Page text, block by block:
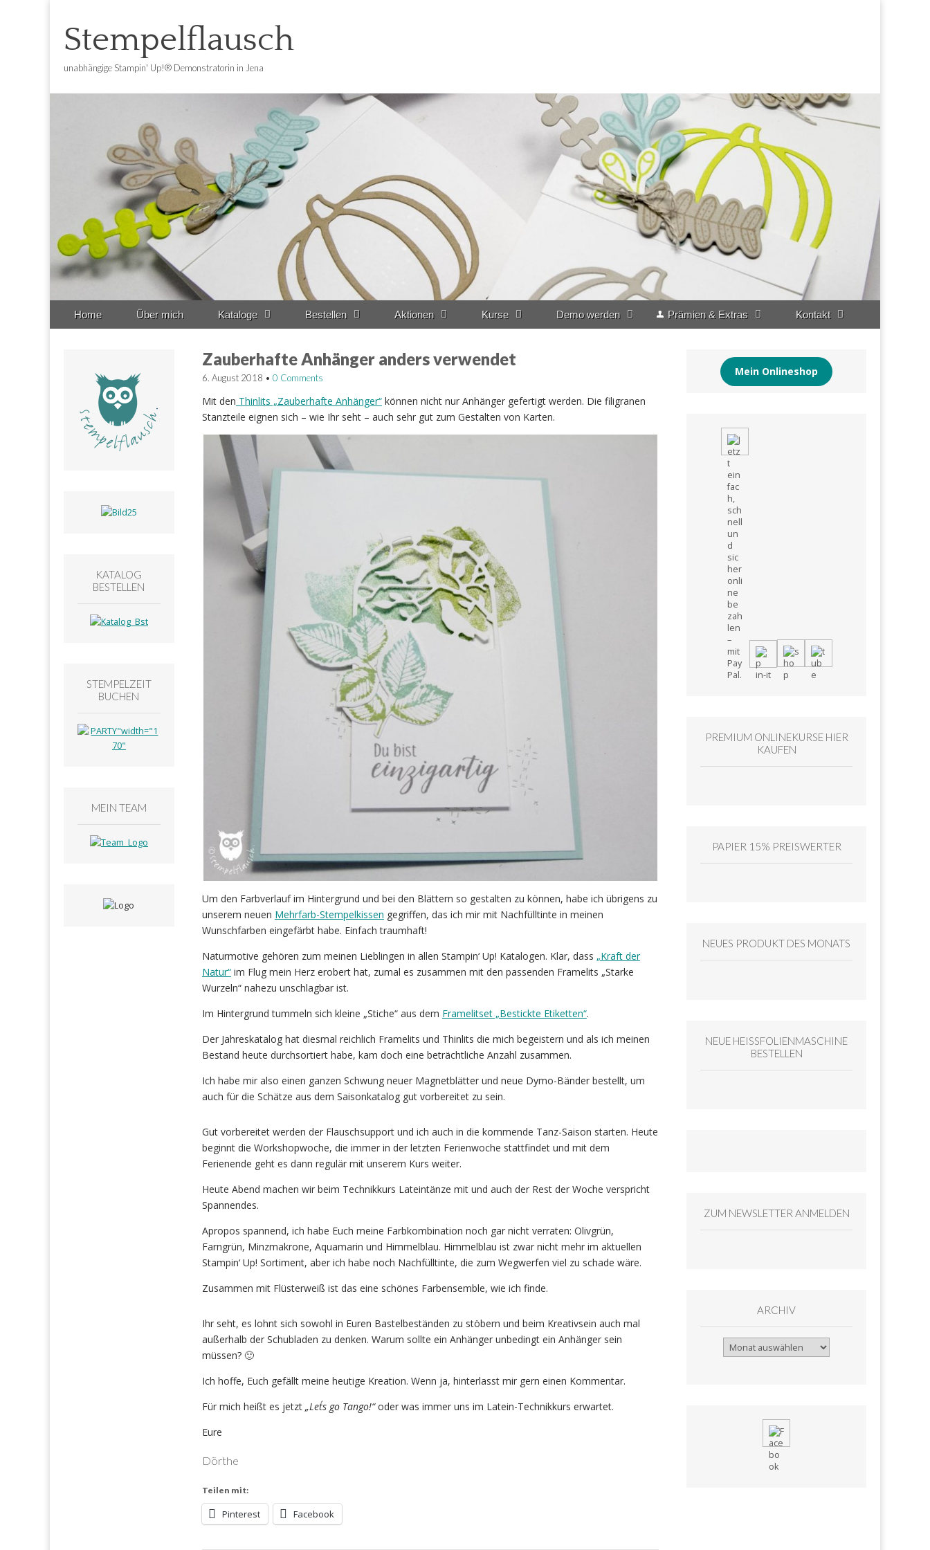
Stempelflausch
unabhängige Stampin' Up!® Demonstratorin in Jena
Home Über mich Kataloge Bestellen Aktionen Kurse Demo werden Prämien & Extras Kontakt
Zauberhafte Anhänger anders verwendet
6. August 2018 • 0 Comments
Mit den Thinlits „Zauberhafte Anhänger“können nicht nur Anhänger gefertigt werden. Die filigranen
Stanzteile eignen sich – wie Ihr seht – auch sehr gut zum Gestalten von Karten.
Um den Farbverlauf im Hintergrund und bei den Blättern so gestalten zu können, habe ich übrigens zu
unserem neuen Mehrfarb-Stempelkissen gegriffen, das ich mir mit Nachfülltinte in meinen
Wunschfarben eingefärbt habe. Einfach traumhaft!
Naturmotive gehören zum meinen Lieblingen in allen Stampin‘ Up! Katalogen. Klar, dass „Kraft der
Natur“im Flug mein Herz erobert hat, zumal es zusammen mit den passenden Framelits „Starke
Wurzeln“ nahezu unschlagbar ist.
Im Hintergrund tummeln sich kleine „Stiche“ aus dem Framelitset „Bestickte Etiketten“.
Der Jahreskatalog hat diesmal reichlich Framelits und Thinlits die mich begeistern und als ich meinen
Bestand heute durchsortiert habe, kam doch eine beträchtliche Anzahl zusammen.
Ich habe mir also einen ganzen Schwung neuer Magnetblätter und neue Dymo-Bänder bestellt, um
auch für die Schätze aus dem Saisonkatalog gut vorbereitet zu sein.
Gut vorbereitet werden der Flauschsupport und ich auch in die kommende Tanz-Saison starten. Heute
beginnt die Workshopwoche, die immer in der letzten Ferienwoche stattfindet und mit dem
Ferienende geht es dann regulär mit unserem Kurs weiter.
Heute Abend machen wir beim Technikkurs Lateintänze mit und auch der Rest der Woche verspricht
Spannendes.
Apropos spannend, ich habe Euch meine Farbkombination noch gar nicht verraten: Olivgrün,
Farngrün, Minzmakrone, Aquamarin und Himmelblau. Himmelblau ist zwar nicht mehr im aktuellen
Stampin‘ Up! Sortiment, aber ich habe noch Nachfülltinte, die zum Wegwerfen viel zu schade wäre.
Zusammen mit Flüsterweiß ist das eine schönes Farbensemble, wie ich finde.
Ihr seht, es lohnt sich sowohl in Euren Bastelbeständen zu stöbern und beim Kreativsein auch mal
außerhalb der Schubladen zu denken. Warum sollte ein Anhänger unbedingt ein Anhänger sein
müssen? 🙂
Ich hoffe, Euch gefällt meine heutige Kreation. Wenn ja, hinterlasst mir gern einen Kommentar.
Für mich heißt es jetzt „Let´s go Tango!“oder was immer uns im Latein-Technikkurs erwartet.
Eure
Dörthe
Teilen mit:
Pinterest Facebook
KATALOG
BESTELLEN
STEMPELZEIT
BUCHEN
MEIN TEAM
Mein Onlineshop
PREMIUM ONLINEKURSE HIER
KAUFEN
PAPIER 15% PREISWERTER
NEUES PRODUKT DES MONATS
NEUE HEISSFOLIENMASCHINE
BESTELLEN
ZUM NEWSLETTER ANMELDEN
ARCHIV
Archiv